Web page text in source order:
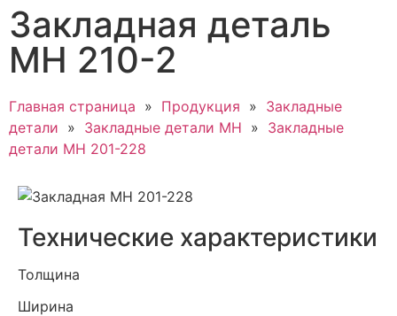
Закладная деталь
МН 210-2
Главная страница » Продукция » Закладные
детали » Закладные детали МН » Закладные
детали МН 201-228
Технические характеристики
Толщина
Ширина